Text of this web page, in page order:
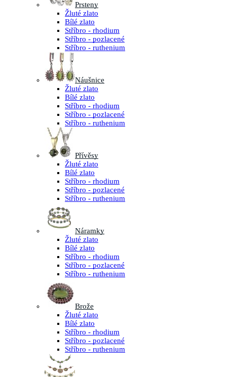
Prsteny
Žluté zlato
Bílé zlato
Stříbro - rhodium
Stříbro - pozlacené
Stříbro - ruthenium
Náušnice
Žluté zlato
Bílé zlato
Stříbro - rhodium
Stříbro - pozlacené
Stříbro - ruthenium
Přívěsy
Žluté zlato
Bílé zlato
Stříbro - rhodium
Stříbro - pozlacené
Stříbro - ruthenium
Náramky
Žluté zlato
Bílé zlato
Stříbro - rhodium
Stříbro - pozlacené
Stříbro - ruthenium
Brože
Žluté zlato
Bílé zlato
Stříbro - rhodium
Stříbro - pozlacené
Stříbro - ruthenium